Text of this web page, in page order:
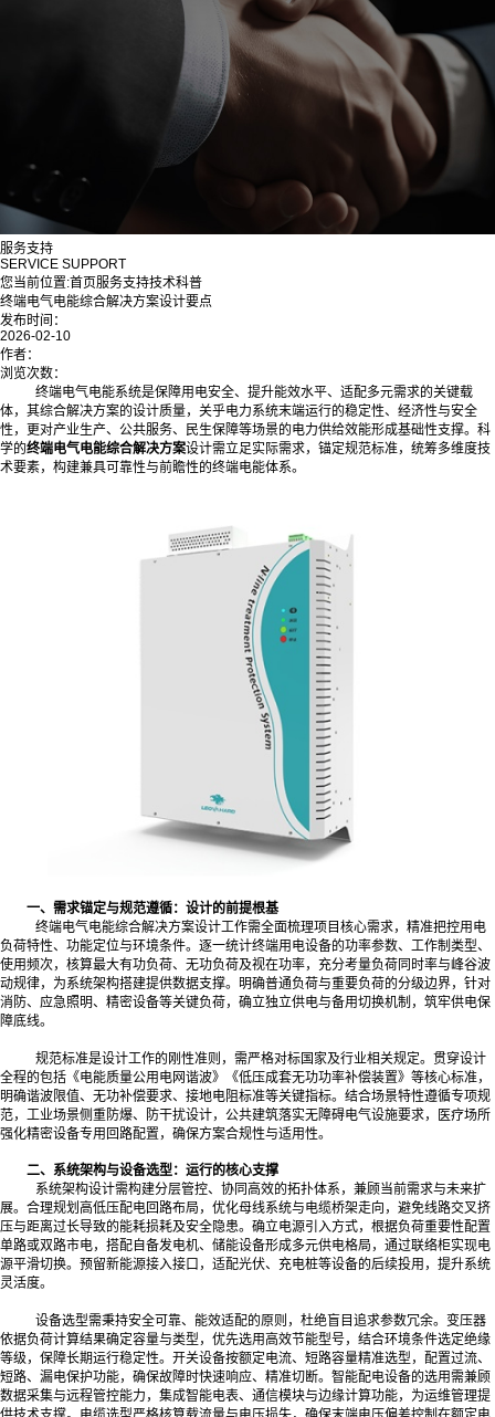
服务支持
SERVICE SUPPORT
您当前位置:首页服务支持技术科普
终端电气电能综合解决方案设计要点
发布时间：
2026-02-10
作者：
浏览次数：
终端电气电能系统是保障用电安全、提升能效水平、适配多元需求的关键载
体，其综合解决方案的设计质量，关乎电力系统末端运行的稳定性、经济性与安全
性，更对产业生产、公共服务、民生保障等场景的电力供给效能形成基础性支撑。科
学的终端电气电能综合解决方案设计需立足实际需求，锚定规范标准，统筹多维度技
术要素，构建兼具可靠性与前瞻性的终端电能体系。
一、需求锚定与规范遵循：设计的前提根基
终端电气电能综合解决方案设计工作需全面梳理项目核心需求，精准把控用电
负荷特性、功能定位与环境条件。逐一统计终端用电设备的功率参数、工作制类型、
使用频次，核算最大有功负荷、无功负荷及视在功率，充分考量负荷同时率与峰谷波
动规律，为系统架构搭建提供数据支撑。明确普通负荷与重要负荷的分级边界，针对
消防、应急照明、精密设备等关键负荷，确立独立供电与备用切换机制，筑牢供电保
障底线。
规范标准是设计工作的刚性准则，需严格对标国家及行业相关规定。贯穿设计
全程的包括《电能质量公用电网谐波》《低压成套无功功率补偿装置》等核心标准，
明确谐波限值、无功补偿要求、接地电阻标准等关键指标。结合场景特性遵循专项规
范，工业场景侧重防爆、防干扰设计，公共建筑落实无障碍电气设施要求，医疗场所
强化精密设备专用回路配置，确保方案合规性与适用性。
二、系统架构与设备选型：运行的核心支撑
系统架构设计需构建分层管控、协同高效的拓扑体系，兼顾当前需求与未来扩
展。合理规划高低压配电回路布局，优化母线系统与电缆桥架走向，避免线路交叉挤
压与距离过长导致的能耗损耗及安全隐患。确立电源引入方式，根据负荷重要性配置
单路或双路市电，搭配自备发电机、储能设备形成多元供电格局，通过联络柜实现电
源平滑切换。预留新能源接入接口，适配光伏、充电桩等设备的后续投用，提升系统
灵活度。
设备选型需秉持安全可靠、能效适配的原则，杜绝盲目追求参数冗余。变压器
依据负荷计算结果确定容量与类型，优先选用高效节能型号，结合环境条件选定绝缘
等级，保障长期运行稳定性。开关设备按额定电流、短路容量精准选型，配置过流、
短路、漏电保护功能，确保故障时快速响应、精准切断。智能配电设备的选用需兼顾
数据采集与远程管控能力，集成智能电表、通信模块与边缘计算功能，为运维管理提